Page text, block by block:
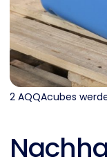
2 AQQAcubes